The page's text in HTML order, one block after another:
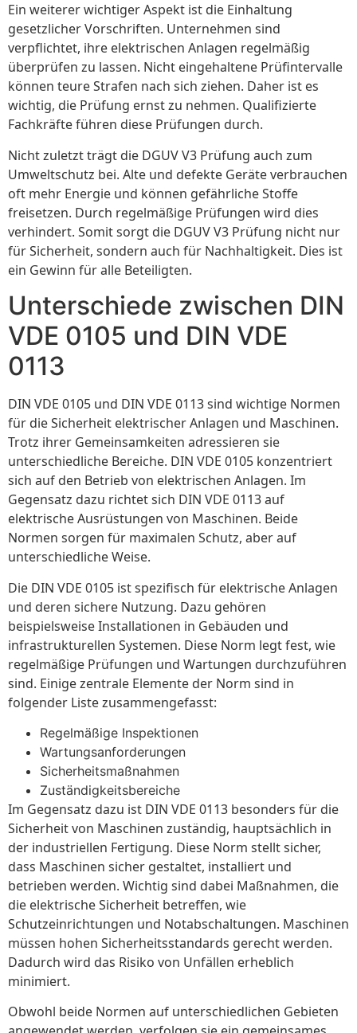
Ein weiterer wichtiger Aspekt ist die Einhaltung
gesetzlicher Vorschriften. Unternehmen sind
verpflichtet, ihre elektrischen Anlagen regelmäßig
überprüfen zu lassen. Nicht eingehaltene Prüfintervalle
können teure Strafen nach sich ziehen. Daher ist es
wichtig, die Prüfung ernst zu nehmen. Qualifizierte
Fachkräfte führen diese Prüfungen durch.
Nicht zuletzt trägt die DGUV V3 Prüfung auch zum
Umweltschutz bei. Alte und defekte Geräte verbrauchen
oft mehr Energie und können gefährliche Stoffe
freisetzen. Durch regelmäßige Prüfungen wird dies
verhindert. Somit sorgt die DGUV V3 Prüfung nicht nur
für Sicherheit, sondern auch für Nachhaltigkeit. Dies ist
ein Gewinn für alle Beteiligten.
Unterschiede zwischen DIN
VDE 0105 und DIN VDE
0113
DIN VDE 0105 und DIN VDE 0113 sind wichtige Normen
für die Sicherheit elektrischer Anlagen und Maschinen.
Trotz ihrer Gemeinsamkeiten adressieren sie
unterschiedliche Bereiche. DIN VDE 0105 konzentriert
sich auf den Betrieb von elektrischen Anlagen. Im
Gegensatz dazu richtet sich DIN VDE 0113 auf
elektrische Ausrüstungen von Maschinen. Beide
Normen sorgen für maximalen Schutz, aber auf
unterschiedliche Weise.
Die DIN VDE 0105 ist spezifisch für elektrische Anlagen
und deren sichere Nutzung. Dazu gehören
beispielsweise Installationen in Gebäuden und
infrastrukturellen Systemen. Diese Norm legt fest, wie
regelmäßige Prüfungen und Wartungen durchzuführen
sind. Einige zentrale Elemente der Norm sind in
folgender Liste zusammengefasst:
Regelmäßige Inspektionen
Wartungsanforderungen
Sicherheitsmaßnahmen
Zuständigkeitsbereiche
Im Gegensatz dazu ist DIN VDE 0113 besonders für die
Sicherheit von Maschinen zuständig, hauptsächlich in
der industriellen Fertigung. Diese Norm stellt sicher,
dass Maschinen sicher gestaltet, installiert und
betrieben werden. Wichtig sind dabei Maßnahmen, die
die elektrische Sicherheit betreffen, wie
Schutzeinrichtungen und Notabschaltungen. Maschinen
müssen hohen Sicherheitsstandards gerecht werden.
Dadurch wird das Risiko von Unfällen erheblich
minimiert.
Obwohl beide Normen auf unterschiedlichen Gebieten